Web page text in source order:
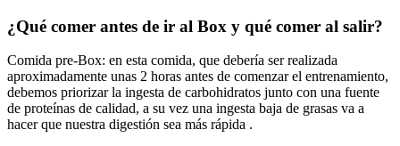
¿Qué comer antes de ir al Box y qué comer al salir?
Comida pre-Box: en esta comida, que debería ser realizada
aproximadamente unas 2 horas antes de comenzar el entrenamiento,
debemos priorizar la ingesta de carbohidratos junto con una fuente
de proteínas de calidad, a su vez una ingesta baja de grasas va a
hacer que nuestra digestión sea más rápida .